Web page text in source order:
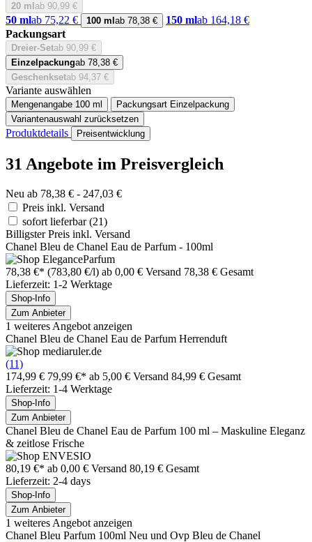
20 ml ab 90,99 €
50 mlab 75,22 € 100 ml ab 78,38 € 150 mlab 164,18 €
Packungsart
Dreier-Setab 90,99 €
Einzelpackungab 78,38 €
Geschenksetab 94,37 €
Variante auswählen
Mengenangabe 100 ml Packungsart Einzelpackung
Variantenauswahl zurücksetzen
Produktdetails Preisentwicklung
31 Angebote im Preisvergleich
Neu ab 78,38 € - 247,03 €
Preis inkl. Versand
sofort lieferbar(21)
Billigster Preis inkl. Versand
Chanel Bleu de Chanel Eau de Parfum - 100ml
78,38 €* (783,80 €/l) ab 0,00 € Versand 78,38 € Gesamt
Lieferzeit: 1-2 Werktage
Shop-Info
Zum Anbieter
1 weiteres Angebot anzeigen
Chanel Bleu de Chanel Eau de Parfum Herrenduft
(11)
174,99 € 79,99 €* ab 5,00 € Versand 84,99 € Gesamt
Lieferzeit: 1-4 Werktage
Shop-Info
Zum Anbieter
Chanel Bleu de Chanel Eau de Parfum 100 ml – Maskuline Eleganz
& zeitlose Frische
80,19 €* ab 0,00 € Versand 80,19 € Gesamt
Lieferzeit: 2-4 days
Shop-Info
Zum Anbieter
1 weiteres Angebot anzeigen
Chanel Bleu Parfum 100ml Neu und Ovp Bleu de Chanel